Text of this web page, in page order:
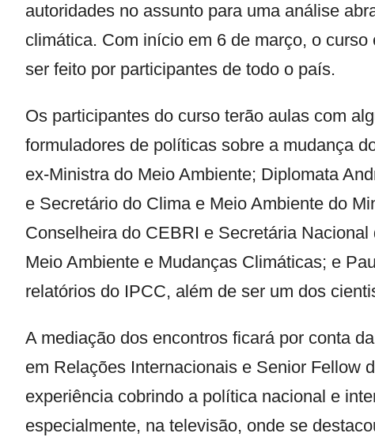
autoridades no assunto para uma análise
climática. Com início em 6 de março, o
ser feito por participantes de todo o país.
Os participantes do curso terão aulas com
formuladores de políticas sobre a mudança
ex-Ministra do Meio Ambiente; Diplomata
e Secretário do Clima e Meio Ambiente do
Conselheira do CEBRI e Secretária
Meio Ambiente e Mudanças Climáticas; e
relatórios do IPCC, além de ser um dos
A mediação dos encontros ficará por conta
em Relações Internacionais e Senior Fellow
experiência cobrindo a política nacional e
especialmente, na televisão, onde se